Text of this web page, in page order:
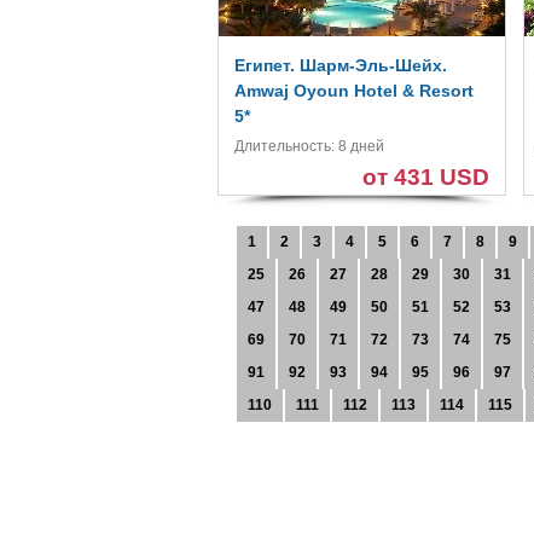
Египет. Шарм-Эль-Шейх.
Amwaj Oyoun Hotel & Resort
5*
Длительность: 8 дней
от 431 USD
1 2 3 4 5 6 7 8 9
25
26 27 28 29 30 31
47
48 49 50 51 52 53
69
70 71 72 73 74 75
91
92 93 94 95 96 97
110
111 112 113 114 115